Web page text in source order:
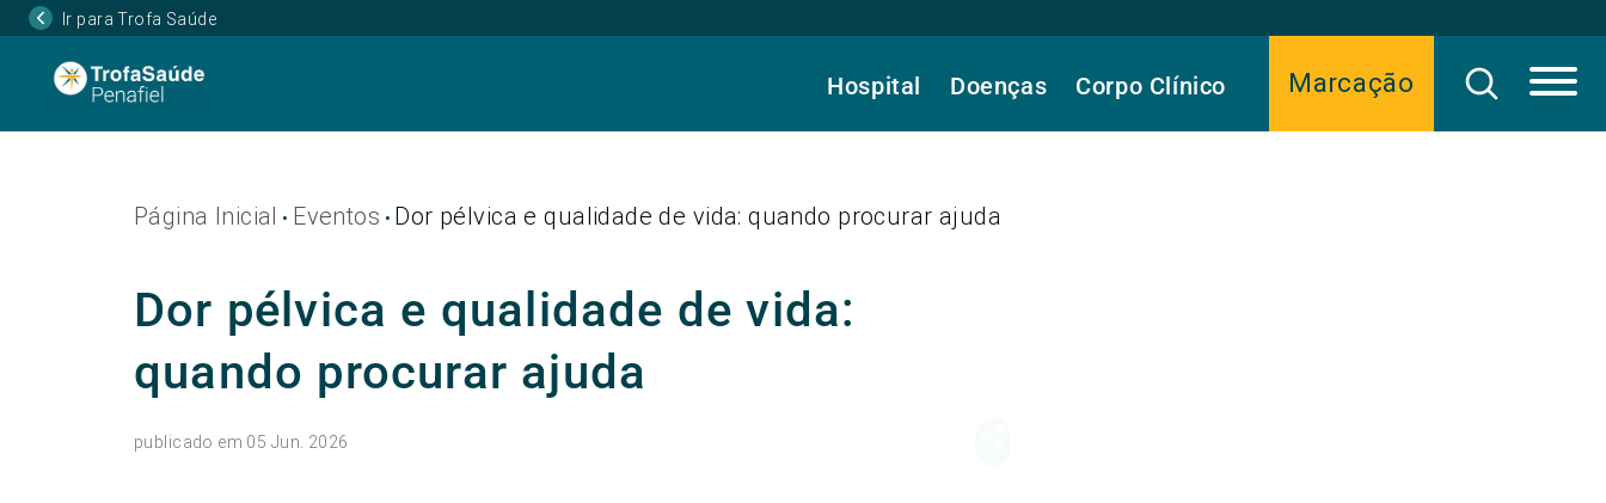
Ir para Trofa Saúde
Marcação
Hospital Doenças Corpo Clínico
Página Inicial • Eventos • Dor pélvica e qualidade de vida: quando procurar ajuda
Dor pélvica e qualidade de vida:
quando procurar ajuda
publicado em 05 Jun. 2026